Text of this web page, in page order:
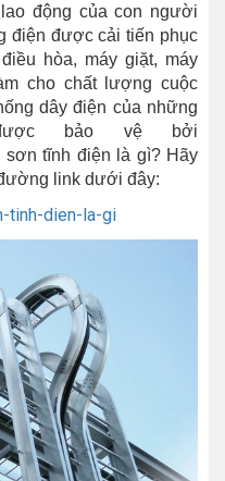
động của con người
điện được cải tiến phục
hòa, máy giặt, máy
cho chất lượng cuộc
dây điện của những
bảo vệ bởi
sơn tĩnh điện là gì? Hãy
link dưới đây:
tinh-dien-la-gi